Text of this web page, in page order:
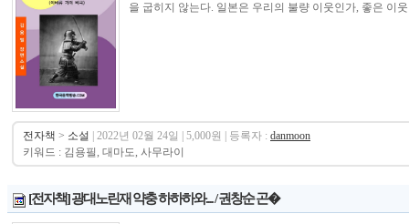
을 굽히지 않는다. 일본은 우리의 불량 이웃인가, 좋은 이
전자책 > 소설 | 2022년 02월 24일 | 5,000원 | 등록자 : danmoon
키워드 : 김용필, 대마도, 사무라이
[전자책] 광대노린재 약충 하하하와.... / 권창순 곤�